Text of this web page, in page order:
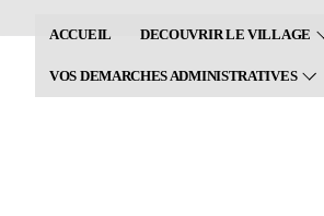
au
contenu
ACCUEIL DECOUVRIR LE VILLAGE
VOS DEMARCHES ADMINISTRATIVES